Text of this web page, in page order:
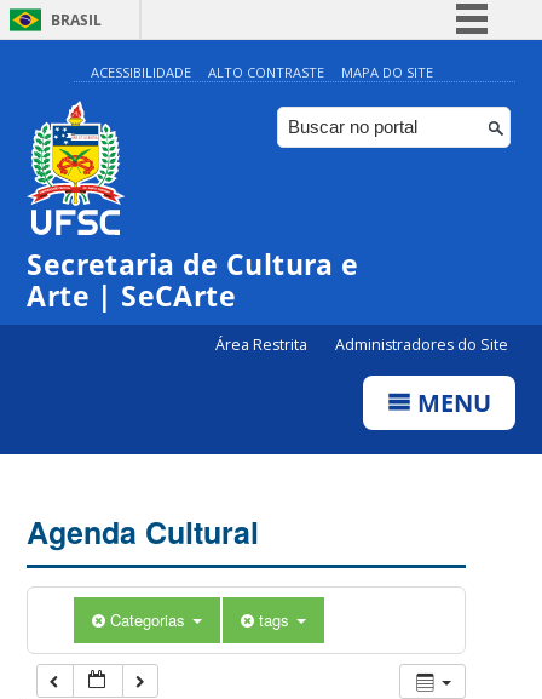
BRASIL
Simplifique!
Comunica BR
Participe
ACESSIBILIDADE ALTO CONTRASTE MAPA DO SITE
Secretaria de Cultura e
Arte | SeCArte
Área Restrita Administradores do Site
MENU
Agenda Cultural
Categorias tags
0:00
1:00
5:00